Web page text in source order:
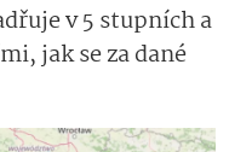
v 5 stupních a
jak se za dané